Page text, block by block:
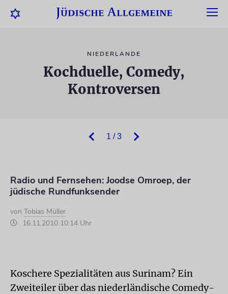
NIEDERLANDE
Kochduelle, Comedy,
Kontroversen
1 / 3
Radio und Fernsehen: Joodse Omroep, der
jüdische Rundfunksender
von Tobias Müller
16.11.2010 10:14 Uhr
Koschere Spezialitäten aus Surinam? Ein
Zweiteiler über das niederländische Comedy-